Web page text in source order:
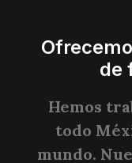
de
Hemos
todo
mundo.